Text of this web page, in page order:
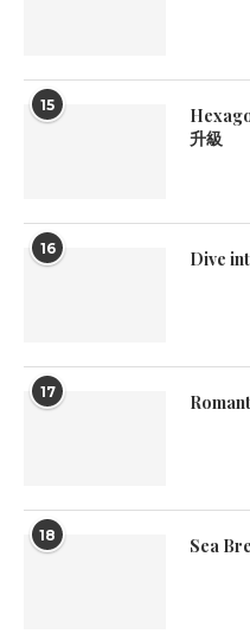
15
升級
16 Dive
17
18 Sea